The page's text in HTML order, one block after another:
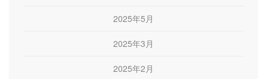
2025年5月
2025年3月
2025年2月